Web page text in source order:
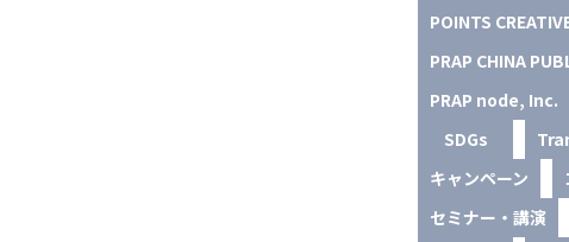
POINTS
PRAP CHINA
PRAP node, Inc.
SDGs
キャンペーン
セミナー・講演